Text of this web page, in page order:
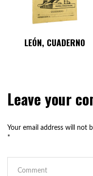
LEÓN, CUADERNO
Leave your
Your email address will not
*